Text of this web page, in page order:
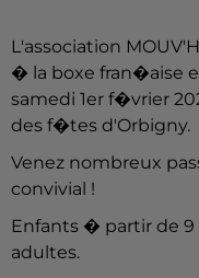
L'association
� la boxe fran�aise
samedi 1er f�vrier
des f�tes d'Orbigny.
Venez nombreux
convivial !
Enfants � partir de 9
adultes.